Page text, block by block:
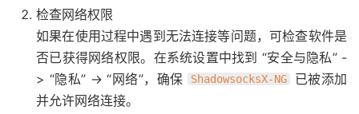
检查网络权限
如果在使用过程中遇到无法连接等问题，可检查软件是
否已获得网络权限。在系统设置中找到 “安全与隐私” -
> “隐私” -> “网络”，确保
ShadowsocksX-NG
已被添加
并允许网络连接。